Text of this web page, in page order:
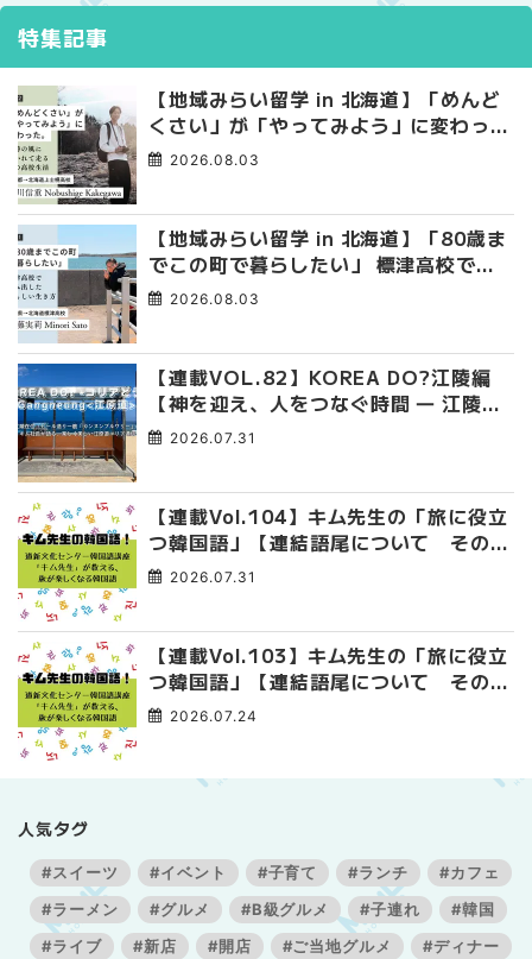
特集記事
【地域みらい留学 in 北海道】「めんど
くさい」が「やってみよう」に変わっ
た。 十勝の風に吹かれて走る、僕の泥
2026.08.03
【地域みらい留学 in 北海道】「80歳ま
でこの町で暮らしたい」 標津高校で踏
み出した、私らしい生き方
2026.08.03
【連載VOL.82】KOREA DO?江陵編
【神を迎え、人をつなぐ時間 ― 江陵端
午祭 】
2026.07.31
【連載Vol.104】キム先生の「旅に役立
つ韓国語」【連結語尾について その
4】2026.07.31
【連載Vol.103】キム先生の「旅に役立
つ韓国語」【連結語尾について その
3】2026.07.24
人気タグ
#スイーツ #イベント #子育て #ランチ
#カフェ
#ラーメン
#グルメ #B級グルメ #子連れ
#韓国
#ライブ
#新店 #開店 #ご当地グルメ
#ディナー